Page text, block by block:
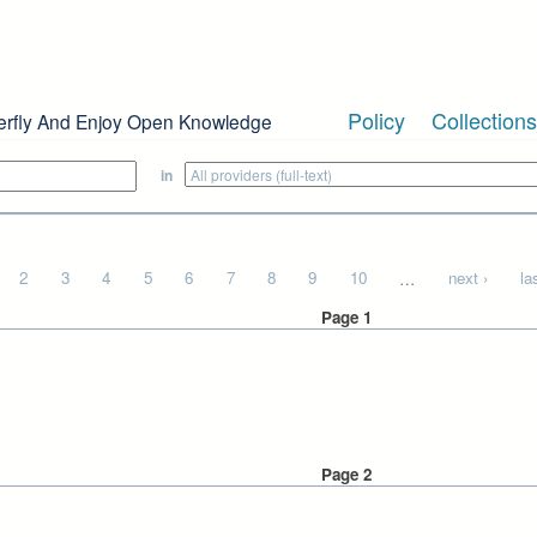
And Enjoy Open Knowledge Policy Collections
in
2 3 4 5 6 7 8 9 10 … next ›
Page 1
Page 2